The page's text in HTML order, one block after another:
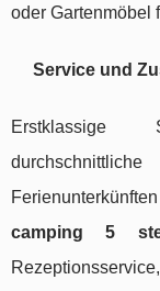
oder Gartenmöbel
Service und
Erstklassige
camping 5